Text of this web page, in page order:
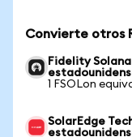
Convierte otros
Fidelity
1 FSOLon
SolarEdge